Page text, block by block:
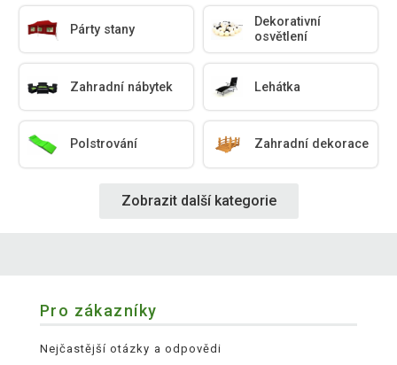
Párty stany
Dekorativní
osvětlení
Zahradní nábytek Lehátka
Polstrování Zahradní dekorace
Zobrazit další kategorie
Pro zákazníky
Nejčastější otázky a odpovědi